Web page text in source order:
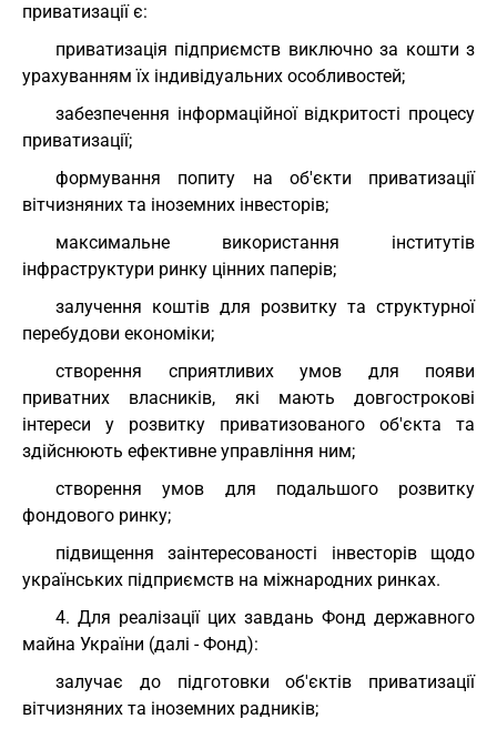
приватизації є:
приватизація підприємств виключно за кошти з
урахуванням їх індивідуальних особливостей;
забезпечення інформаційної відкритості процесу
приватизації;
формування попиту на об'єкти приватизації
вітчизняних та іноземних інвесторів;
максимальне використання інститутів
інфраструктури ринку цінних паперів;
залучення коштів для розвитку та структурної
перебудови економіки;
створення сприятливих умов для появи
приватних власників, які мають довгострокові
інтереси у розвитку приватизованого об'єкта та
здійснюють ефективне управління ним;
створення умов для подальшого розвитку
фондового ринку;
підвищення заінтересованості інвесторів щодо
українських підприємств на міжнародних ринках.
4. Для реалізації цих завдань Фонд державного
майна України (далі - Фонд):
залучає до підготовки об'єктів приватизації
вітчизняних та іноземних радників;